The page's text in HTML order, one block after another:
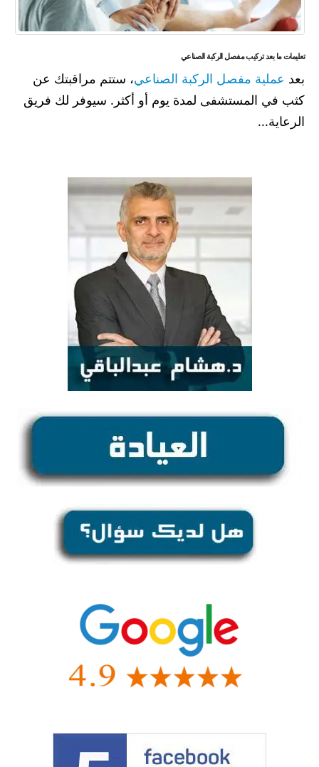
تعليمات ما بعد تركيب مفصل الركبة الصناعي
بعد عملية مفصل الركبة الصناعي، ستتم مراقبتك عن
كثب في المستشفى لمدة يوم أو أكثر. سيوفر لك فريق
الرعاية...